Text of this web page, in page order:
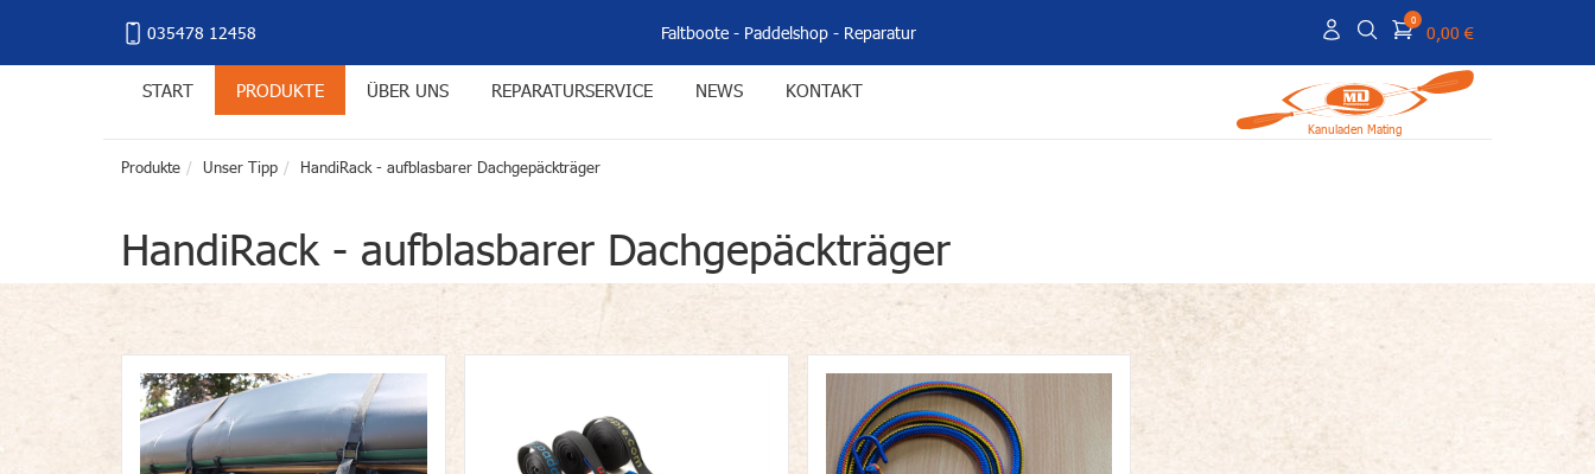
035478 12458 Faltboote- Paddelshop- Reparatur
0
0,00 €
START PRODUKTE ÜBER UNS REPARATURSERVICE NEWS KONTAKT
Kanuladen Mating
Produkte Unser Tipp HandiRack - aufblasbarer Dachgepäckträger
HandiRack - aufblasbarer Dachgepäckträger